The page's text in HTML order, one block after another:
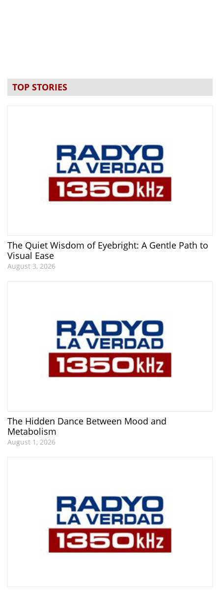
TOP STORIES
The Quiet Wisdom of Eyebright: A Gentle Path to
Visual Ease
August 3, 2026
The Hidden Dance Between Mood and
Metabolism
August 1, 2026